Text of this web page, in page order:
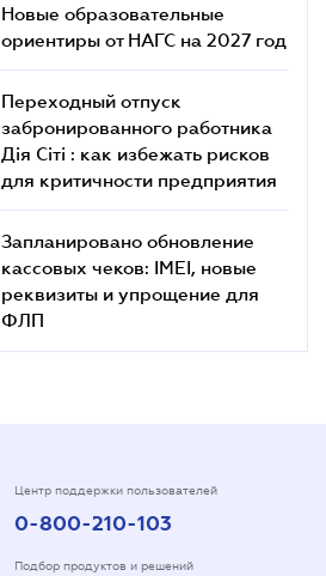
Новые образовательные
ориентиры от НАГС на 2027 год
Переходный отпуск
забронированного работника
Дія Сіті : как избежать рисков
для критичности предприятия
Запланировано обновление
кассовых чеков: IMEI, новые
реквизиты и упрощение для
ФЛП
Центр поддержки пользователей
0-800-210-103
Подбор продуктов и решений